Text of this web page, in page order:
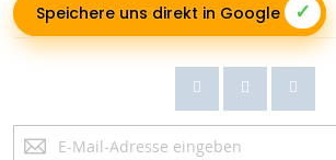
Speichere uns direkt in Google ✓
Anmeldung